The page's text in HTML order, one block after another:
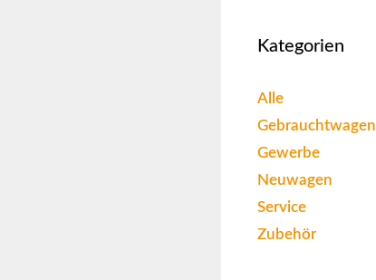
Kategorien
Alle
Gebrauchtwagen
Gewerbe
Neuwagen
Service
Zubehör